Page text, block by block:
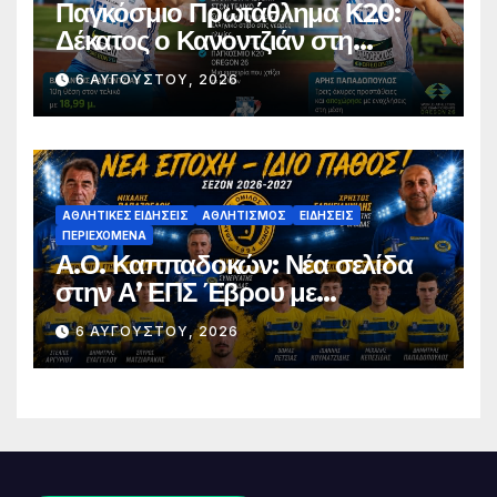
Παγκόσμιο Πρωτάθλημα Κ20:
Δέκατος ο Κανοντζιάν στη
σφαιροβολία – Άτυχος ο
Παπαδόπουλος στον τελικό
6 ΑΥΓΟΎΣΤΟΥ, 2026
ΑΘΛΗΤΙΚΈΣ ΕΙΔΉΣΕΙΣ ΑΘΛΗΤΙΣΜΌΣ
ΕΙΔΉΣΕΙΣ
ΠΕΡΙΕΧΌΜΕΝΑ
Α.Ο. Καππαδοκών: Νέα σελίδα
στην Α’ ΕΠΣ Έβρου με
φιλοδοξίες, σταθερότητα και
επένδυση στη νέα γενιά
6 ΑΥΓΟΎΣΤΟΥ, 2026